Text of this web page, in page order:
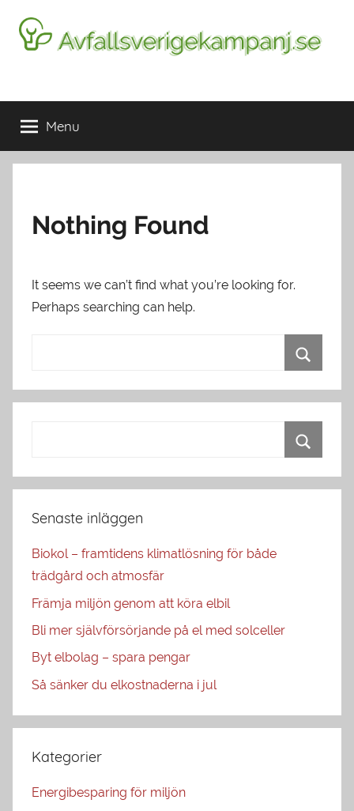
content
Avfallsverigekampanj.se
för
miljöns
Menu
Nothing Found
It seems we can’t find what you’re looking for.
Perhaps searching can help.
Senaste inläggen
Biokol – framtidens klimatlösning för både
trädgård och atmosfär
Främja miljön genom att köra elbil
Bli mer självförsörjande på el med solceller
Byt elbolag – spara pengar
Så sänker du elkostnaderna i jul
Kategorier
Energibesparing för miljön